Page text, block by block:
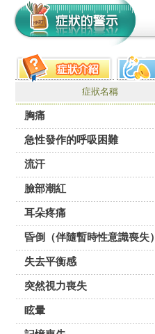
症狀名稱
胸痛
急性發作的呼吸困難
流汗
臉部潮紅
耳朵疼痛
昏倒（伴隨暫時性意識喪失）
失去平衡感
突然視力喪失
眩暈